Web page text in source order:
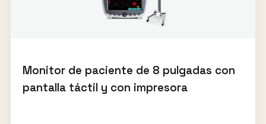
Monitor de paciente de 8 pulgadas con
pantalla táctil y con impresora